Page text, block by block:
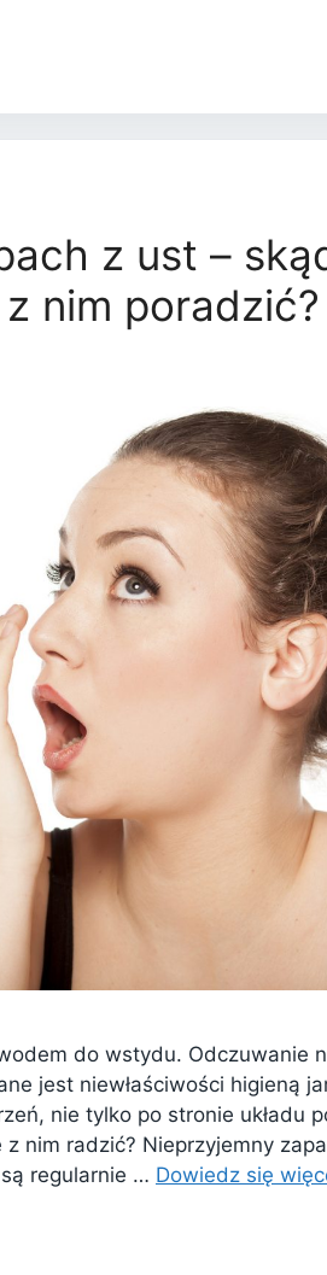
z ust –
nim poradzić?
do wstydu. Odczuwanie
jest niewłaściwości higieną
nie tylko po stronie układu
nim radzić? Nieprzyjemny
regularnie … Dowiedz się